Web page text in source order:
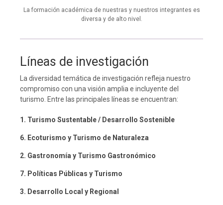
La formación académica de nuestras y nuestros integrantes es
diversa y de alto nivel.
Líneas de investigación
La diversidad temática de investigación refleja nuestro
compromiso con una visión amplia e incluyente del
turismo. Entre las principales líneas se encuentran:
1. Turismo Sustentable / Desarrollo Sostenible
6. Ecoturismo y Turismo de Naturaleza
2. Gastronomía y Turismo Gastronómico
7. Políticas Públicas y Turismo
3. Desarrollo Local y Regional